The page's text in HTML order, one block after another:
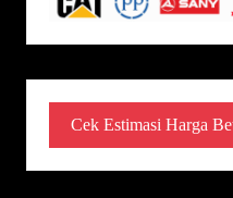
Cek Estimasi Harga